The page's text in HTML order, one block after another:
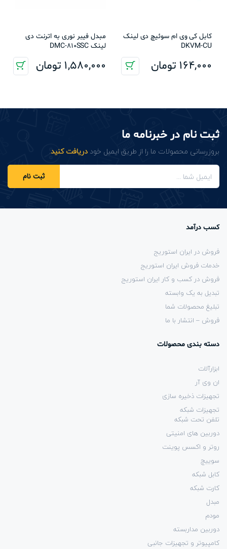
کابل کی وی ام سوئیچ دی لینک
DKVM-CU
164,000 تومان
مبدل فیبر نوری به اترنت دی
لینک DMC-810SSC
1,580,000 تومان
ثبت نام در خبرنامه ما
بروزرسانی محصولات ما را از طریق ایمیل خود دریافت کنید.
ثبت نام
کسب درآمد
فروش در ایران استوریج
خدمات فروش ایران استوریج
فروش در کسب و کار ایران استوریج
تبدیل به یک وابسته
تبلیغ محصولات شما
فروش – انتشار با ما
دسته بندی محصولات
ابزارآلات
ان وی آر
تجهیزات ذخیره سازی
تجهیزات شبکه
تلفن تحت شبکه
دوربین های امنیتی
روتر و اکسس پوینت
سوییچ
کابل شبکه
کارت شبکه
مبدل
مودم
دوربین مداربسته
کامپیوتر و تجهیزات جانبی